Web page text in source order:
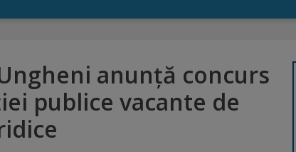
anunţă concurs
publice vacante de